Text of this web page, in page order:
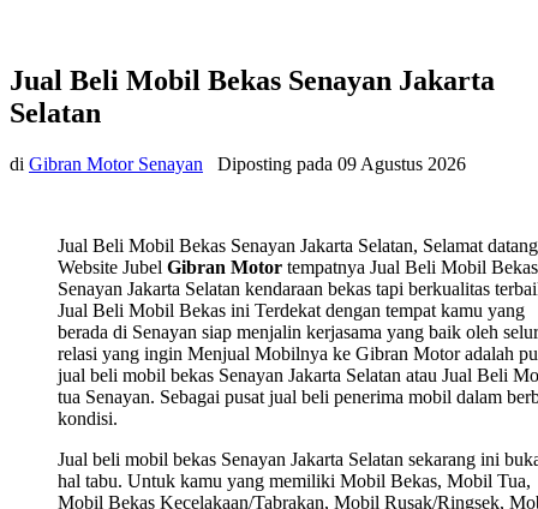
Jual Beli Mobil Bekas Senayan Jakarta
Selatan
di Gibran Motor Senayan Diposting pada 09 Agustus 2026
Jual Beli Mobil Bekas Senayan Jakarta Selatan, Selamat
Website Jubel Gibran Motor tempatnya Jual Beli Mobil Bekas
Senayan Jakarta Selatan kendaraan bekas tapi berkualitas
Jual Beli Mobil Bekas ini Terdekat dengan tempat kamu yang
berada di Senayan siap menjalin kerjasama yang baik oleh
relasi yang ingin Menjual Mobilnya ke Gibran Motor adalah
jual beli mobil bekas Senayan Jakarta Selatan atau Jual Beli
tua Senayan. Sebagai pusat jual beli penerima mobil dalam
kondisi.
Jual beli mobil bekas Senayan Jakarta Selatan sekarang ini
hal tabu. Untuk kamu yang memiliki Mobil Bekas, Mobil Tua,
Mobil Bekas Kecelakaan/Tabrakan, Mobil Rusak/Ringsek,